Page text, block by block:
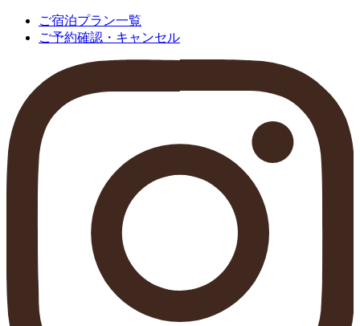
ご宿泊プラン一覧
ご予約確認・キャンセル